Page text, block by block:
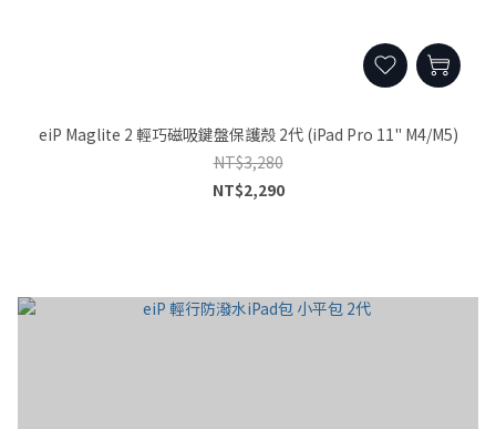
eiP Maglite 2 輕巧磁吸鍵盤保護殼 2代 (iPad Pro 11" M4/M5)
NT$3,280
NT$2,290